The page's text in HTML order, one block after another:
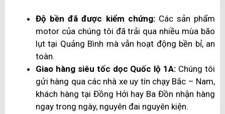
Độ bền đã được kiểm chứng:Các sản phẩm
motor của chúng tôi đã trải qua nhiều mùa bão
lụt tại Quảng Bình mà vẫn hoạt động bền bỉ, an
toàn.
Giao hàng siêu tốc dọc Quốc lộ 1A: Chúng tôi
gửi hàng qua các nhà xe uy tín chạy Bắc – Nam,
khách hàng tại Đồng Hới hay Ba Đồn nhận hàng
ngay trong ngày, nguyên đai nguyên kiện.